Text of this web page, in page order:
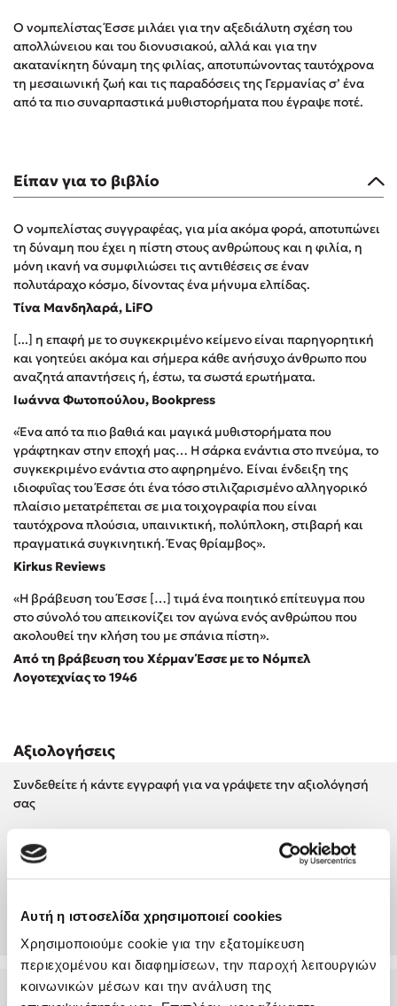
Αυτή η ιστοσελίδα χρησιμοποιεί cookies
Χρησιμοποιούμε cookie για την εξατομίκευση
περιεχομένου και διαφημίσεων, την παροχή λειτουργιών
κοινωνικών μέσων και την ανάλυση της
Teo Benedetti
Τζένη Κουτσοδημητροπούλου
Ali Hazelwood
Δανάη Ιμπραχήμ
Δημοφιλή Άρθρα
Τεστ: Ποιο αστυνομικό βιβλίο σου ταιριάζει για το καλοκαίρι;
3 βιβλία βασισμένα σε αληθινά γεγονότα!
Ο εθισμός των παιδιών στις οθόνες δεν είναι «το πρόβλημα»
Μια λέξη που συχνά νιώθεις αλλά την αγνοείς
Τι είναι η νευροποικιλότητα; Η Δρ. Δανάη Δεληγεώργη
απαντά!
Συγχαρητήρια, Πέθανες! Μια ξενάγηση στον Άδη της
Εύκολη συνταγή για chicken BBQ pizza από τον Άκη
Πετρετζίκη!
3 βιβλία που μπορείς να διαβάσεις σε μια μέρα!
Διακοπές με τα παιδιά: Η ανάγκη μας για παύση σε μετωπική
σύγκρουση με τη δική τους για εκτόνωση
Πάνω, κάτω, μπροστά, πίσω; Κάνε το τεστ και ανακάλυψε την
τάση σου!
Προσεχείς εκδηλώσεις
Η Δανάη Δεληγεώργη στον Πύργο Κύμης
Ο Κώστας Κρομμύδας στο Παλαιοχώρι Καλαμπάκας
Ο Στέφανος Ξενάκης στη Χίο
Βιβλίου στο Πεδίον του Άρεως
Ο νομπελίστας Έσσε μιλάει για την αξεδιάλυτη σχέση του
απολλώνειου και του διονυσιακού, αλλά και για την
ακατανίκητη δύναμη της φιλίας, αποτυπώνοντας ταυτόχρονα
τη μεσαιωνική ζωή και τις παραδόσεις της Γερμανίας σ’ ένα
από τα πιο συναρπαστικά μυθιστορήματα που έγραψε ποτέ.
Είπαν για το βιβλίο
Ο νομπελίστας συγγραφέας, για μία ακόμα φορά, αποτυπώνει
τη δύναμη που έχει η πίστη στους ανθρώπους και η φιλία, η
μόνη ικανή να συμφιλιώσει τις αντιθέσεις σε έναν
πολυτάραχο κόσμο, δίνοντας ένα μήνυμα ελπίδας.
Τίνα Μανδηλαρά, LiFO
[...] η επαφή με το συγκεκριμένο κείμενο είναι παρηγορητική
και γοητεύει ακόμα και σήμερα κάθε ανήσυχο άνθρωπο που
αναζητά απαντήσεις ή, έστω, τα σωστά ερωτήματα.
Ιωάννα Φωτοπούλου, Bookpress
«Ένα από τα πιο βαθιά και μαγικά μυθιστορήματα που
γράφτηκαν στην εποχή μας… Η σάρκα ενάντια στο πνεύμα, το
συγκεκριμένο ενάντια στο αφηρημένο. Είναι ένδειξη της
ιδιοφυΐας του Έσσε ότι ένα τόσο στιλιζαρισμένο αλληγορικό
πλαίσιο μετατρέπεται σε μια τοιχογραφία που είναι
ταυτόχρονα πλούσια, υπαινικτική, πολύπλοκη, στιβαρή και
πραγματικά συγκινητική. Ένας θρίαμβος».
Kirkus Reviews
«Η βράβευση του Έσσε […] τιμά ένα ποιητικό επίτευγμα που
στο σύνολό του απεικονίζει τον αγώνα ενός ανθρώπου που
ακολουθεί την κλήση του με σπάνια πίστη».
Από τη βράβευση του Χέρμαν Έσσε με το Νόμπελ
Λογοτεχνίας το 1946
Αξιολογήσεις
Συνδεθείτε ή κάντε εγγραφή για να γράψετε την αξιολόγησή
σας
Δημιουργία Λογαριασμού